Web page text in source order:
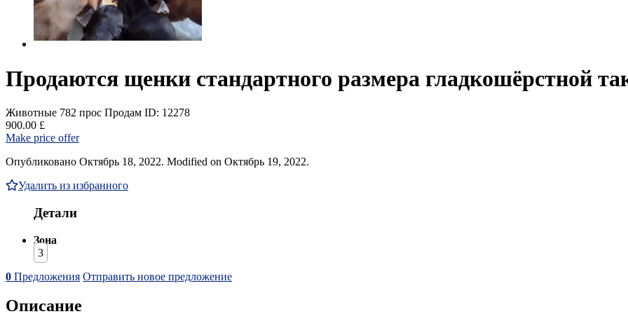
Продаются щенки стандартного размера гладкошёрстной
Животные 782 прос Продам ID: 12278
900.00 £
Make price offer
Опубликовано Октябрь 18, 2022. Modified on Октябрь 19, 2022.
Удалить из избранного
Детали
Зона
3
0 Предложения Отправить новое предложение
Описание